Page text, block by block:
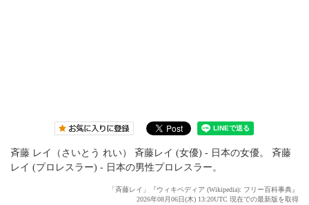
斉藤 レイ（さいとう れい） 斉藤レイ (女優) - 日本の女優。 斉藤
レイ (プロレスラー) - 日本の男性プロレスラー。
「斉藤レイ」『ウィキペディア (Wikipedia): フリー百科事典』
2026年08月06日(木) 13:20UTC 現在での最新版を取得